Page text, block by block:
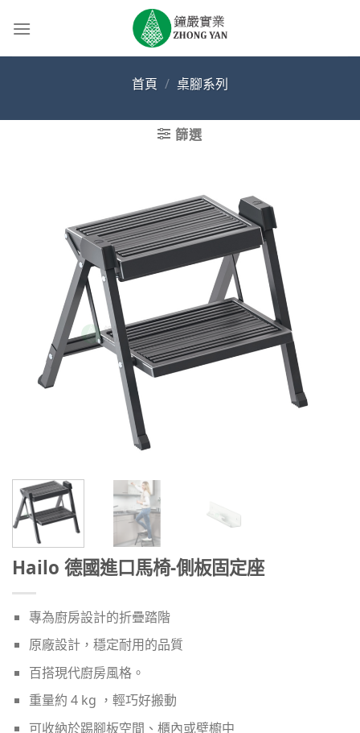
首頁 / 桌腳系列
篩選
Hailo 德國進口馬椅-側板固定座
專為廚房設計的折疊踏階
原廠設計，穩定耐用的品質
百搭現代廚房風格。
重量約 4 kg ，輕巧好搬動
可收納於踢腳板空間、櫃內或壁櫥中